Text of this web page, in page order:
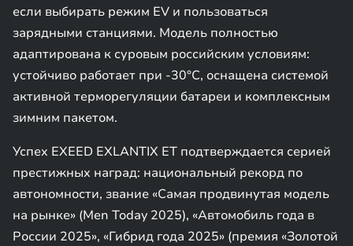
если выбирать режим EV и пользоваться
зарядными станциями. Модель полностью
адаптирована к суровым российским условиям:
устойчиво работает при -30°C, оснащена системой
активной терморегуляции батареи и комплексным
зимним пакетом.
Успех EXEED EXLANTIX ET подтверждается серией
престижных наград: национальный рекорд по
автономности, звание «Самая продвинутая модель
на рынке» (Men Today 2025), «Автомобиль года в
России 2025», «Гибрид года 2025» (премия «Золотой